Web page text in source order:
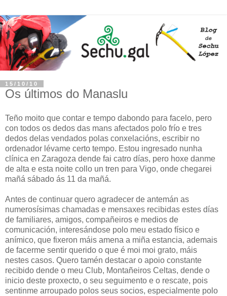
15/10/10
Os últimos do Manaslu
Teño moito que contar e tempo dabondo para facelo, pero
con todos os dedos das mans afectados polo frío e tres
dedos delas vendados polas conxelacións, escribir no
ordenador lévame certo tempo. Estou ingresado nunha
clínica en Zaragoza dende fai catro días, pero hoxe danme
de alta e esta noite collo un tren para Vigo, onde chegarei
mañá sábado ás 11 da mañá.
Antes de continuar quero agradecer de antemán as
numerosísimas chamadas e mensaxes recibidas estes días
de familiares, amigos, compañeiros e medios de
comunicación, interesándose polo meu estado físico e
anímico, que fixeron máis amena a miña estancia, ademais
de facerme sentir querido o que é moi moi grato, máis
nestes casos. Quero tamén destacar o apoio constante
recibido dende o meu Club, Montañeiros Celtas, dende o
inicio deste proxecto, o seu seguimento e o rescate, pois
sentinme arroupado polos seus socios, especialmente polo